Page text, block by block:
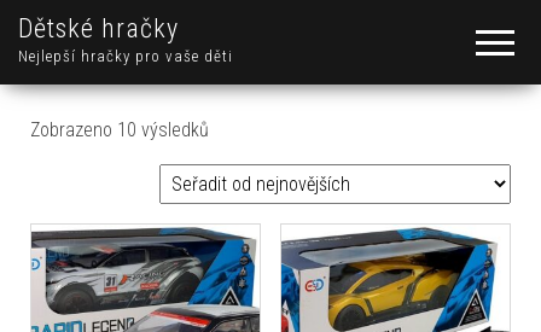
Dětské hračky
Nejlepší hračky pro vaše děti
Zobrazeno 10 výsledků